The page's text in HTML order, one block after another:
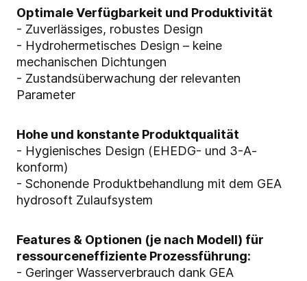
Optimale Verfügbarkeit und Produktivität
- Zuverlässiges, robustes Design
- Hydrohermetisches Design – keine
mechanischen Dichtungen
- Zustandsüberwachung der relevanten
Parameter
Hohe und konstante Produktqualität
- Hygienisches Design (EHEDG- und 3-A-
konform)
- Schonende Produktbehandlung mit dem GEA
hydrosoft Zulaufsystem
Features & Optionen (je nach Modell) für
ressourceneffiziente Prozessführung:
- Geringer Wasserverbrauch dank GEA